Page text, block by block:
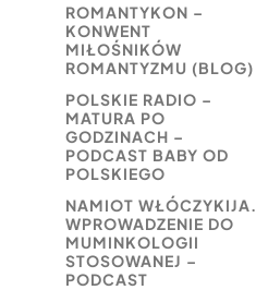
ROMANTYKON –
KONWENT
MIŁOŚNIKÓW
ROMANTYZMU (BLOG)
POLSKIE RADIO –
MATURA PO
GODZINACH –
PODCAST BABY OD
POLSKIEGO
NAMIOT WŁÓCZYKIJA.
WPROWADZENIE DO
MUMINKOLOGII
STOSOWANEJ –
PODCAST